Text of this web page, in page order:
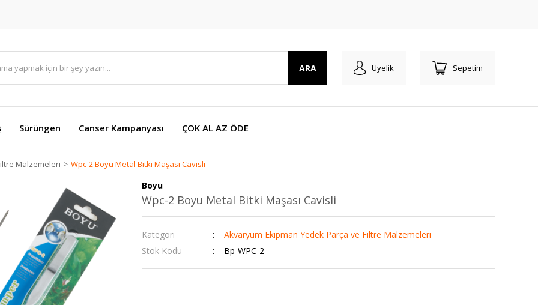
ARA Üyelik Sepetim
Sürüngen Canser Kampanyası ÇOK AL AZ ÖDE
Malzemeleri Wpc-2 Boyu Metal Bitki Maşası Cavisli
Boyu
Wpc-2 Boyu Metal Bitki Maşası Cavisli
Kategori
Akvaryum Ekipman Yedek Parça ve Filtre Malzemeleri
Stok Kodu
Bp-WPC-2